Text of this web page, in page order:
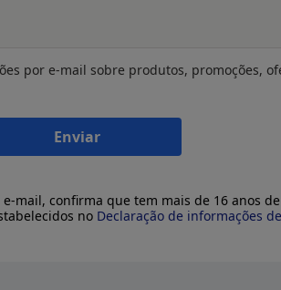
por e-mail sobre produtos, promoções,
Enviar
mail, confirma que tem mais de 16 anos
no Declaração de informações de